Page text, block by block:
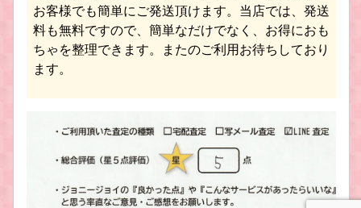
お客様でも簡単にご発送頂けます。当店では、発送
料も無料ですので、簡単なだけでなく、お得におも
ちゃを整理できます。またのご利用お待ちしており
ます。